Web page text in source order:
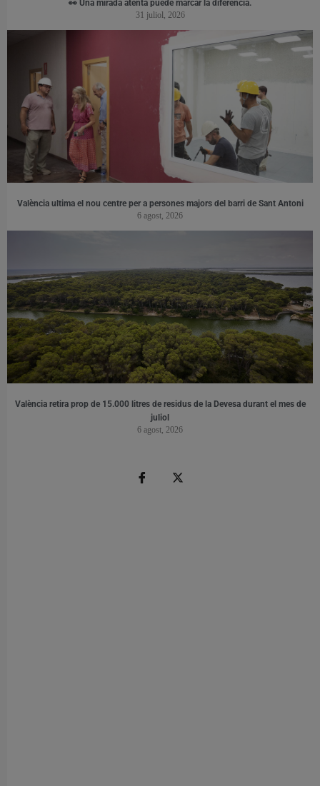
👀 Una mirada atenta puede marcar la diferencia.
31 juliol, 2026
València ultima el nou centre per a persones majors del barri de Sant Antoni
6 agost, 2026
València retira prop de 15.000 litres de residus de la Devesa durant el mes de
juliol
6 agost, 2026